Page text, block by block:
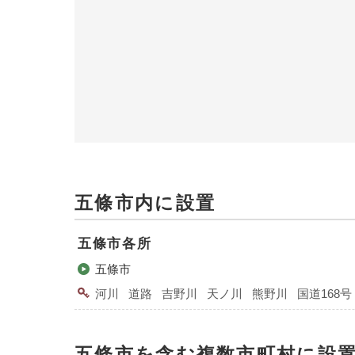
五條市内に設置
五條市各所
五條市
河川
道路 吉野川 天ノ川 熊野川 国道168号